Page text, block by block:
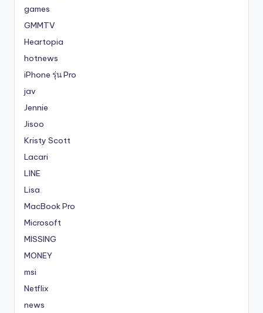
games
GMMTV
Heartopia
hotnews
iPhone รุ่น Pro
jav
Jennie
Jisoo
Kristy Scott
Lacari
LINE
Lisa
MacBook Pro
Microsoft
MISSING
MONEY
msi
Netflix
news